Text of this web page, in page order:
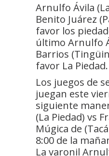
Arnulfo Ávila
Benito Juárez
favor los
último Arnulfo
Barrios
favor La Piedad.
Los juegos de
juegan este
siguiente
(La Piedad) vs
Múgica de
8:00 de la
La varonil